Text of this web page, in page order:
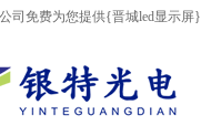
司免费为您提供{晋城led显示屏}